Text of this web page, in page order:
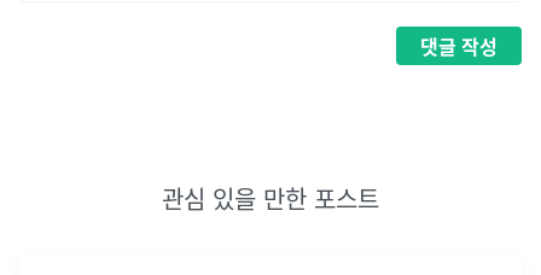
댓글 작성
관심 있을 만한 포스트